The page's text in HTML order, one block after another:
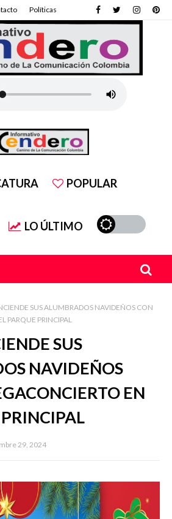
Políticas
POPULAR
LO ÚLTIMO
SUS ALUMBRADOS NAVIDEÑOS CON
PARQUE PRINCIPAL
SUS
NAVIDEÑOS
EN
29, 2024